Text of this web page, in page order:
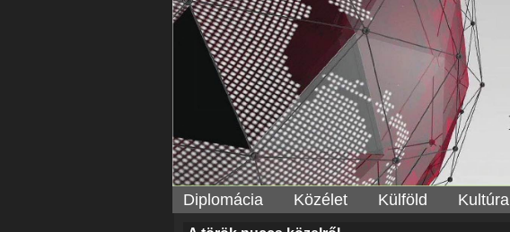
Diplomácia Közélet Külföld Kultúra